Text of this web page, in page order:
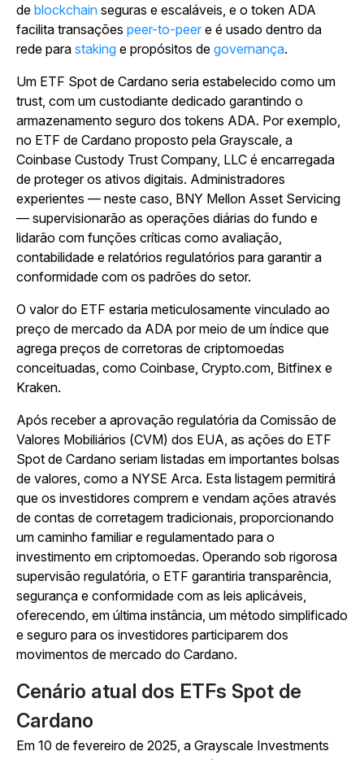
de blockchain seguras e escaláveis, e o token ADA
facilita transações peer-to-peer e é usado dentro da
rede para staking e propósitos de governança.
Um ETF Spot de Cardano seria estabelecido como um
trust, com um custodiante dedicado garantindo o
armazenamento seguro dos tokens ADA. Por exemplo,
no ETF de Cardano proposto pela Grayscale, a
Coinbase Custody Trust Company, LLC é encarregada
de proteger os ativos digitais. Administradores
experientes — neste caso, BNY Mellon Asset Servicing
— supervisionarão as operações diárias do fundo e
lidarão com funções críticas como avaliação,
contabilidade e relatórios regulatórios para garantir a
conformidade com os padrões do setor.
O valor do ETF estaria meticulosamente vinculado ao
preço de mercado da ADA por meio de um índice que
agrega preços de corretoras de criptomoedas
conceituadas, como Coinbase, Crypto.com, Bitfinex e
Kraken.
Após receber a aprovação regulatória da Comissão de
Valores Mobiliários (CVM) dos EUA, as ações do ETF
Spot de Cardano seriam listadas em importantes bolsas
de valores, como a NYSE Arca. Esta listagem permitirá
que os investidores comprem e vendam ações através
de contas de corretagem tradicionais, proporcionando
um caminho familiar e regulamentado para o
investimento em criptomoedas. Operando sob rigorosa
supervisão regulatória, o ETF garantiria transparência,
segurança e conformidade com as leis aplicáveis,
oferecendo, em última instância, um método simplificado
e seguro para os investidores participarem dos
movimentos de mercado do Cardano.
Cenário atual dos ETFs Spot de
Cardano
Em 10 de fevereiro de 2025, a Grayscale Investments